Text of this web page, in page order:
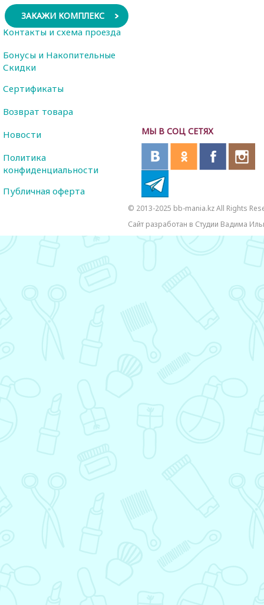
ЗАКАЖИ КОМПЛЕКС
МЫ В СОЦ СЕТЯХ
Контакты и схема проезда
Бонусы и Накопительные
Скидки
Сертификаты
Возврат товара
Новости
Политика
конфиденциальности
Публичная оферта
© 2013-2025 bb-mania.kz All Rights
Сайт разработан в Студии Вадима